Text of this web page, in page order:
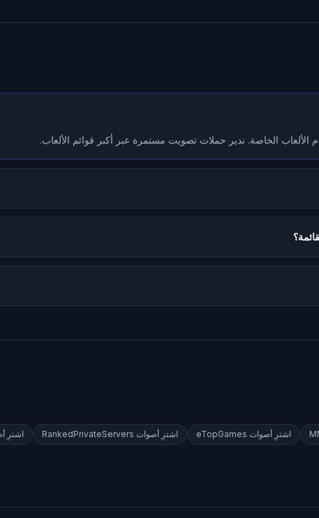
اشترِ أصوات eTopGames اشترِ أصوات RankedPrivateServers اشترِ